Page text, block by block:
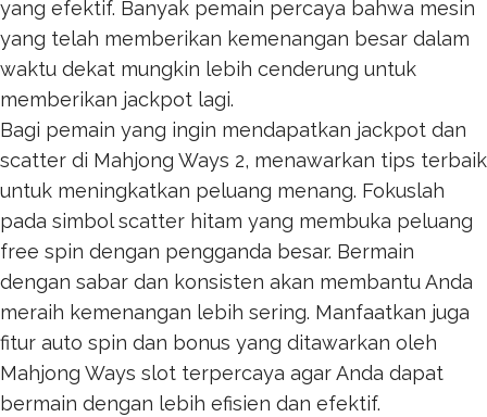
yang efektif. Banyak pemain percaya bahwa mesin
yang telah memberikan kemenangan besar dalam
waktu dekat mungkin lebih cenderung untuk
memberikan jackpot lagi.
Bagi pemain yang ingin mendapatkan jackpot dan
scatter di Mahjong Ways 2, menawarkan tips terbaik
untuk meningkatkan peluang menang. Fokuslah
pada simbol scatter hitam yang membuka peluang
free spin dengan pengganda besar. Bermain
dengan sabar dan konsisten akan membantu Anda
meraih kemenangan lebih sering. Manfaatkan juga
fitur auto spin dan bonus yang ditawarkan oleh
Mahjong Ways slot terpercaya agar Anda dapat
bermain dengan lebih efisien dan efektif.